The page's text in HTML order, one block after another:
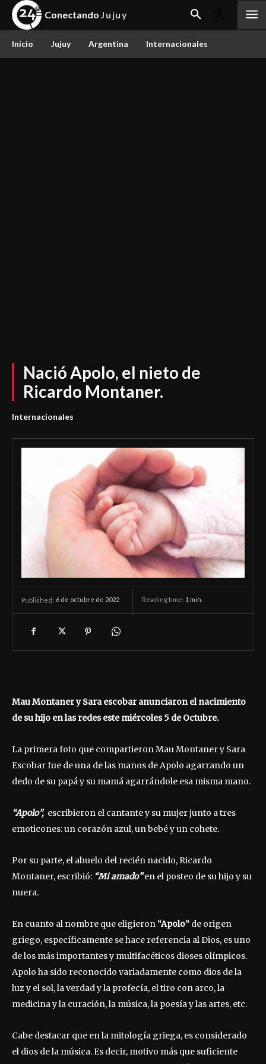
Conectando Jujuy
Inicio Jujuy Argentina Internacionales
Nació Apolo, el nieto de
Ricardo Montaner.
Internacionales
Published: 6 de octubre de 2022 Reading time: 1 min.
Mau Montaner y Sara escobar anunciaron el nacimiento
de su hijo en las redes este miércoles 5 de Octubre.
La primera foto que compartieron Mau Montaner y Sara
Escobar fue de una de las manos de Apolo agarrando un
dedo de su papá y su mamá agarrándole esa misma mano.
“Apolo”, escribieron el cantante y su mujer junto a tres
emoticones: un corazón azul, un bebé y un cohete.
Por su parte, el abuelo del recién nacido, Ricardo
Montaner, escribió: “Mi amado”en el posteo de su hijo y su
nuera.
En cuanto al nombre que eligieron “Apolo” de origen
griego, específicamente se hace referencia al Dios, es uno
de los más importantes y multifacéticos dioses olímpicos.
Apolo ha sido reconocido variadamente como dios de la
luz y el sol, la verdad y la profecía, el tiro con arco, la
medicina y la curación, la música, la poesía y las artes, etc.
Cabe destacar que en la mitología griega, es considerado
el dios de la música. Es decir, motivo más que suficiente